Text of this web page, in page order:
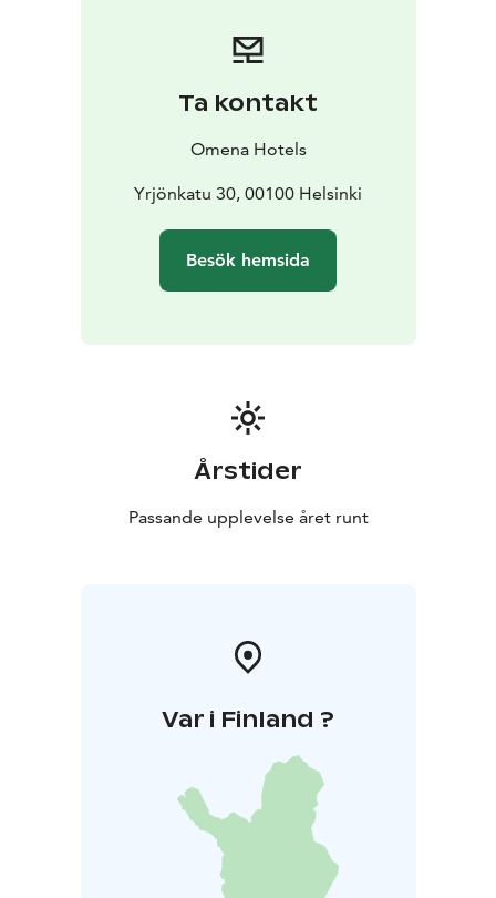
Ta kontakt
Omena Hotels
Yrjönkatu 30, 00100 Helsinki
Besök hemsida
Årstider
Passande upplevelse året runt
Var i Finland ?